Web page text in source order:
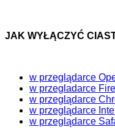
JAK WYŁĄCZYĆ
w przeglądarce
w przegladarce
w przeglądarce
w przeglądarce
w przeglądarce